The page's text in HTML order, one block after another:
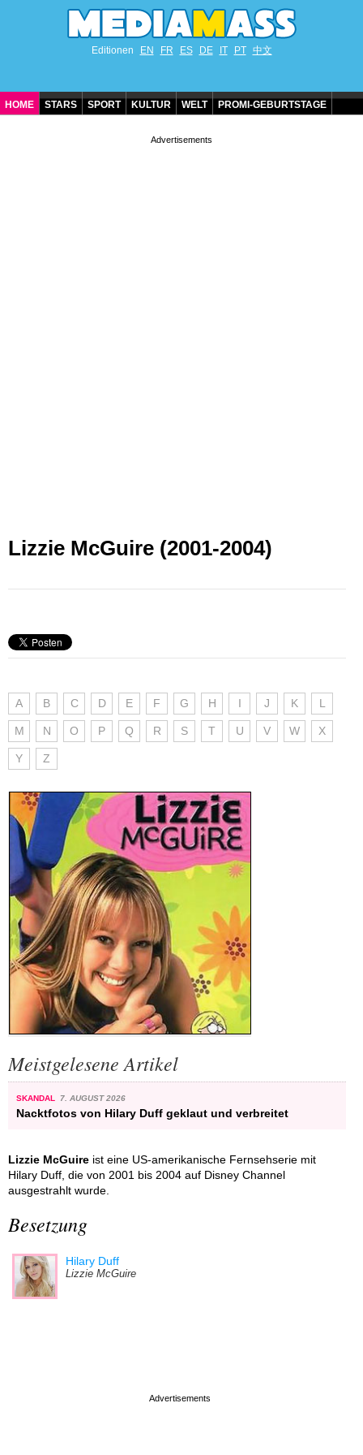
Editionen EN FR ES DE IT PT 中文
HOME STARS SPORT KULTUR WELT PROMI-GEBURTSTAGE
Lizzie McGuire (2001-2004)
A B C D E F G H I J K L
M N O P Q R S T U V W X
Y Z
Meistgelesene Artikel
SKANDAL 7. AUGUST 2026
Nacktfotos von Hilary Duff geklaut und verbreitet
Lizzie McGuire ist eine US-amerikanische Fernsehserie mit
Hilary Duff, die von 2001 bis 2004 auf Disney Channel
ausgestrahlt wurde.
Besetzung
Hilary Duff
Lizzie McGuire